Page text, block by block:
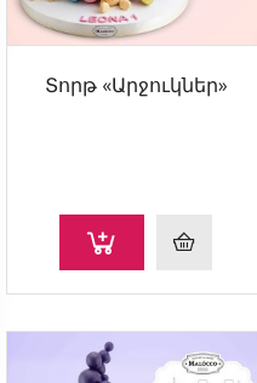
Տորթ «Արջուկներ»